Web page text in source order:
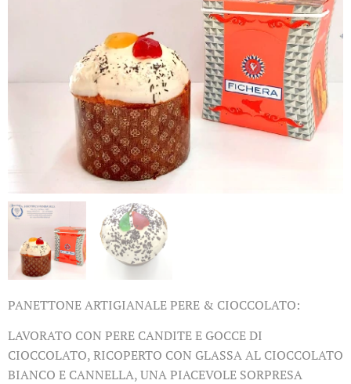
PANETTONE ARTIGIANALE PERE & CIOCCOLATO:
LAVORATO CON PERE CANDITE E GOCCE DI
CIOCCOLATO, RICOPERTO CON GLASSA AL CIOCCOLATO
BIANCO E CANNELLA, UNA PIACEVOLE SORPRESA